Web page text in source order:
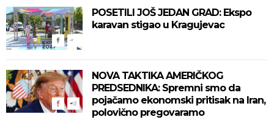
POSETILI JOŠ JEDAN GRAD: Ekspo
karavan stigao u Kragujevac
NOVA TAKTIKA AMERIČKOG
PREDSEDNIKA: Spremni smo da
pojačamo ekonomski pritisak na Iran,
polovično pregovaramo